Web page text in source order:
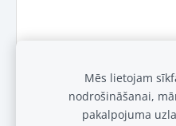
Mēs lietojam
nodrošināšanai,
pakalpojuma